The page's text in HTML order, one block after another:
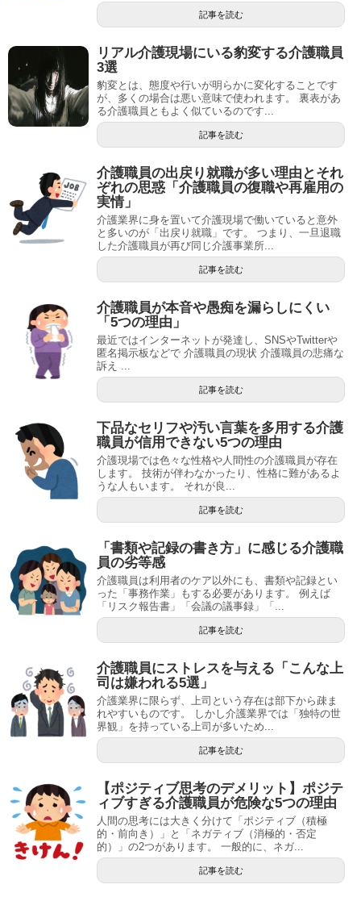
記事を読む
リアル介護現場にいる豹変する介護職員
3選
豹変とは、態度や行いが明らかに変化することです
が、多くの場合は悪い意味で使われます。 裏表があ
る介護職員ともよく似ているのです...
記事を読む
介護職員の出戻り就職が多い理由とそれ
ぞれの思惑「介護職員の復職や再雇用の
実情」
介護業界に身を置いて介護現場で働いていると意外
と多いのが「出戻り就職」です。 つまり、一旦退職
した介護職員が再び同じ介護事業所...
記事を読む
介護職員が本音や愚痴を漏らしにくい
「5つの理由」
最近ではインターネットが発達し、SNSやTwitterや
匿名掲示板などで 介護職員の現状 介護職員の悲痛な
訴え ...
記事を読む
下品なセリフや汚い言葉を多用する介護
職員が信用できない5つの理由
介護現場では色々な性格や人間性の介護職員が存在
します。 技術が伴わなかったり、性格に難があるよ
うな人もいます。 それが良...
記事を読む
「書類や記録の書き方」に感じる介護職
員の劣等感
介護職員は利用者のケア以外にも、書類や記録とい
った「事務作業」もする必要があります。 例えば
「リスク報告書」「会議の議事録」「...
記事を読む
介護職員にストレスを与える「こんな上
司は嫌われる5選」
介護業界に限らず、上司という存在は部下から疎ま
れやすいものです。 しかし介護業界では「独特の世
界観」を持っている上司が多いため...
記事を読む
【ポジティブ思考のデメリット】ポジテ
ィブすぎる介護職員が危険な5つの理由
人間の思考には大きく分けて「ポジティブ（積極
的・前向き）」と「ネガティブ（消極的・否定
的）」の2つがあります。 一般的に、ネガ...
記事を読む